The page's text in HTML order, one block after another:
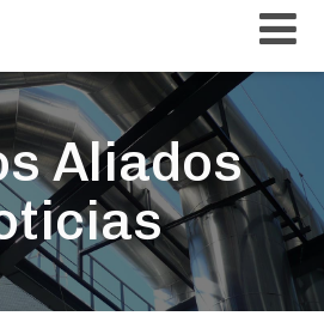
Aliados